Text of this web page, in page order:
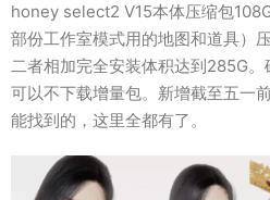
honey select2 V15本体压缩包
部份工作室模式用的地图和道具）
二者相加完全安装体积达到285G
可以不下载增量包。新增截至五一
能找到的，这里全都有了。